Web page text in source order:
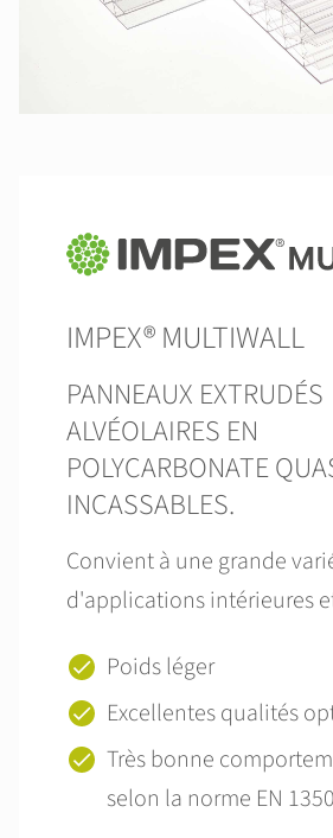
IMPEX® MULTIWALL
PANNEAUX EXTRUDÉS
ALVÉOLAIRES EN
POLYCARBONATE
INCASSABLES.
Convient à une grande
d'applications intérieures
Poids léger
Excellentes qualités
Très bonne
selon la norme EN